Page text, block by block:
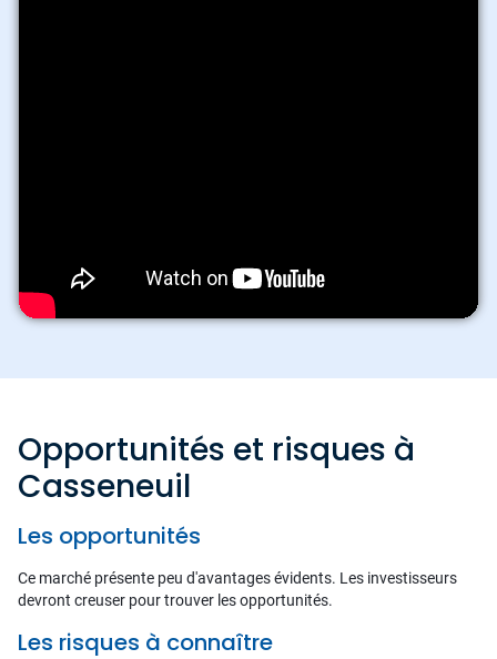
Opportunités et risques à
Casseneuil
Les opportunités
Ce marché présente peu d'avantages évidents. Les investisseurs
devront creuser pour trouver les opportunités.
Les risques à connaître